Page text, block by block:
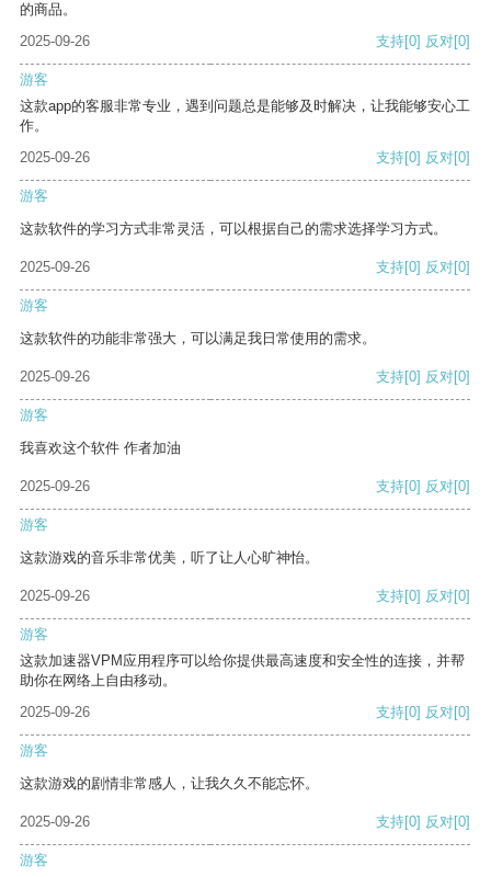
的商品。
2025-09-26
支持[0] 反对[0]
游客
这款app的客服非常专业，遇到问题总是能够及时解决，让我能够安心工
作。
2025-09-26
支持[0] 反对[0]
游客
这款软件的学习方式非常灵活，可以根据自己的需求选择学习方式。
2025-09-26 支持[0] 反对[0]
游客
这款软件的功能非常强大，可以满足我日常使用的需求。
2025-09-26 支持[0] 反对[0]
游客
我喜欢这个软件 作者加油
2025-09-26 支持[0] 反对[0]
游客
这款游戏的音乐非常优美，听了让人心旷神怡。
2025-09-26 支持[0] 反对[0]
游客
这款加速器VPM应用程序可以给你提供最高速度和安全性的连接，并帮
助你在网络上自由移动。
2025-09-26
支持[0] 反对[0]
游客
这款游戏的剧情非常感人，让我久久不能忘怀。
2025-09-26 支持[0] 反对[0]
游客